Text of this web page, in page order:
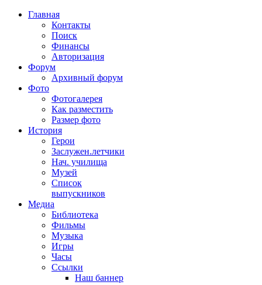
Главная
Контакты
Поиск
Финансы
Авторизация
Форум
Архивный форум
Фото
Фотогалерея
Как разместить
Размер фото
История
Герои
Заслужен.летчики
Нач. училища
Музей
Список
выпускников
Медиа
Библиотека
Фильмы
Музыка
Игры
Часы
Ссылки
Наш баннер